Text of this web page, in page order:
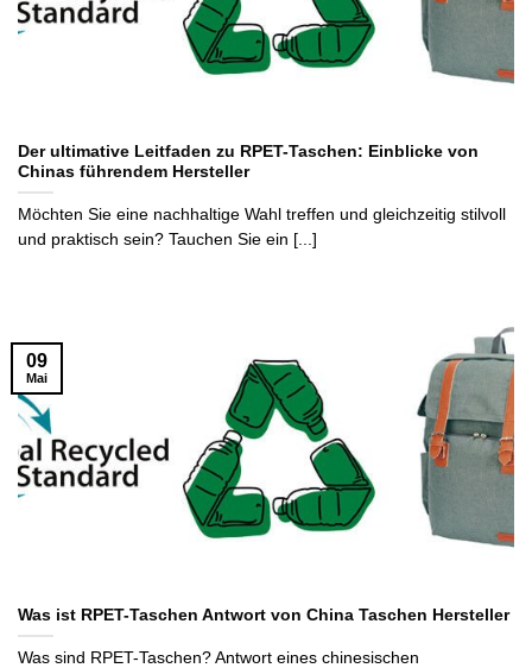
Der ultimative Leitfaden zu RPET-Taschen: Einblicke von
Chinas führendem Hersteller
Möchten Sie eine nachhaltige Wahl treffen und gleichzeitig stilvoll
und praktisch sein? Tauchen Sie ein [...]
Was ist RPET-Taschen Antwort von China Taschen Hersteller
Was sind RPET-Taschen? Antwort eines chinesischen
09
Mai